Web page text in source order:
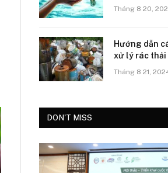
Tháng 8 20,
Hướng dẫn
xử lý rác
Tháng 8 21,
DON'T MISS